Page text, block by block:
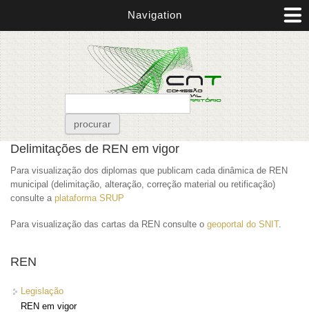
Navigation
Formulário de pesquisa
Está aqui
Delimitações de REN em vigor
Para visualização dos diplomas que publicam cada dinâmica de REN
municipal (delimitação, alteração, correção material ou retificação)
consulte a plataforma SRUP
Para visualização das cartas da REN consulte o geoportal do SNIT.
REN
Legislação
REN em vigor